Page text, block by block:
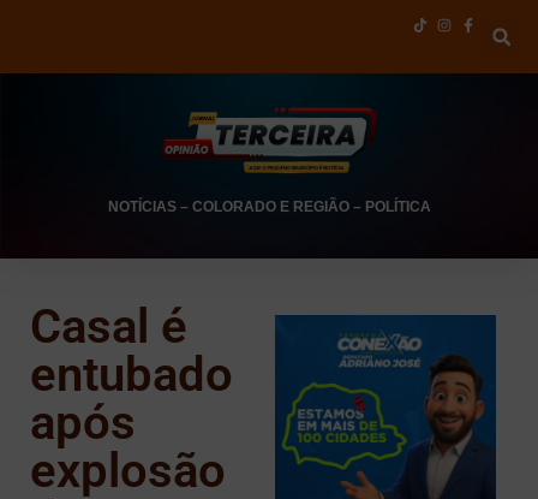
NOTÍCIAS– COLORADO E REGIÃO– POLÍTICA
Casal é
entubado
após
explosão